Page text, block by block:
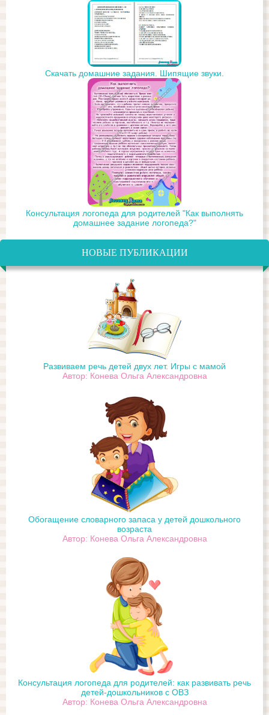
Скачать домашние задания. Шипящие звуки.
Консультация логопеда для родителей "Как выполнять
домашнее задание логопеда?"
НОВЫЕ ПУБЛИКАЦИИ
Развиваем речь детей двух лет. Игры с мамой
Автор: Конева Ольга Александровна
Обогащение словарного запаса у детей дошкольного
возраста
Автор: Конева Ольга Александровна
Консультация логопеда для родителей: как развивать речь
детей-дошкольников с ОВЗ
Автор: Конева Ольга Александровна